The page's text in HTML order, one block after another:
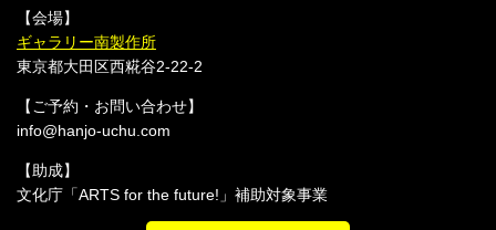
【会場】
ギャラリー南製作所
東京都大田区西糀谷2-22-2
【ご予約・お問い合わせ】
info@hanjo-uchu.com
【助成】
文化庁「ARTS for the future!」補助対象事業